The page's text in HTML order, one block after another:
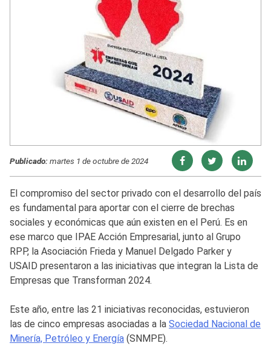
Publicado:martes 1 de octubre de 2024
El compromiso del sector privado con el desarrollo del país
es fundamental para aportar con el cierre de brechas
sociales y económicas que aún existen en el Perú. Es en
ese marco que IPAE Acción Empresarial, junto al Grupo
RPP, la Asociación Frieda y Manuel Delgado Parker y
USAID presentaron a las iniciativas que integran la Lista de
Empresas que Transforman 2024.
Este año, entre las 21 iniciativas reconocidas, estuvieron
las de cinco empresas asociadas a la Sociedad Nacional de
Minería, Petróleo y Energía (SNMPE).